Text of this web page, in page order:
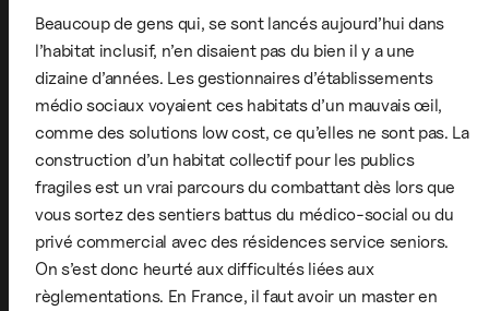
Beaucoup de gens qui, se sont lancés aujourd’hui dans
l’habitat inclusif, n’en disaient pas du bien il y a une
dizaine d’années. Les gestionnaires d’établissements
médio sociaux voyaient ces habitats d’un mauvais œil,
comme des solutions low cost, ce qu’elles ne sont pas. La
construction d’un habitat collectif pour les publics
fragiles est un vrai parcours du combattant dès lors que
vous sortez des sentiers battus du médico-social ou du
privé commercial avec des résidences service seniors.
On s’est donc heurté aux difficultés liées aux
règlementations. En France, il faut avoir un master en